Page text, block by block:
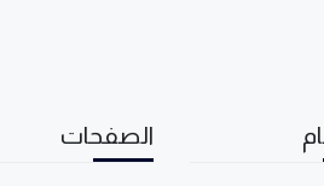
الصفحات